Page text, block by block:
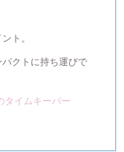
ト。
クトに持ち運びで
タイムキーパー